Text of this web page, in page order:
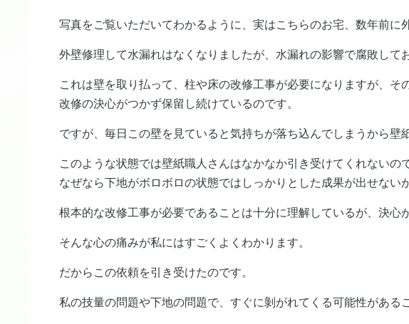
写真をご覧いただいてわかるように、実はこちらのお宅、数年前に
外壁修理して水漏れはなくなりましたが、水漏れの影響で腐敗して
これは壁を取り払って、柱や床の改修工事が必要になりますが、
改修の決心がつかず保留し続けているのです。
ですが、毎日この壁を見ていると気持ちが落ち込んでしまうから
このような状態では壁紙職人さんはなかなか引き受けてくれないの
なぜなら下地がボロボロの状態ではしっかりとした成果が出せない
根本的な改修工事が必要であることは十分に理解しているが、決心
そんな心の痛みが私にはすごくよくわかります。
だからこの依頼を引き受けたのです。
私の技量の問題や下地の問題で、すぐに剝がれてくる可能性がある